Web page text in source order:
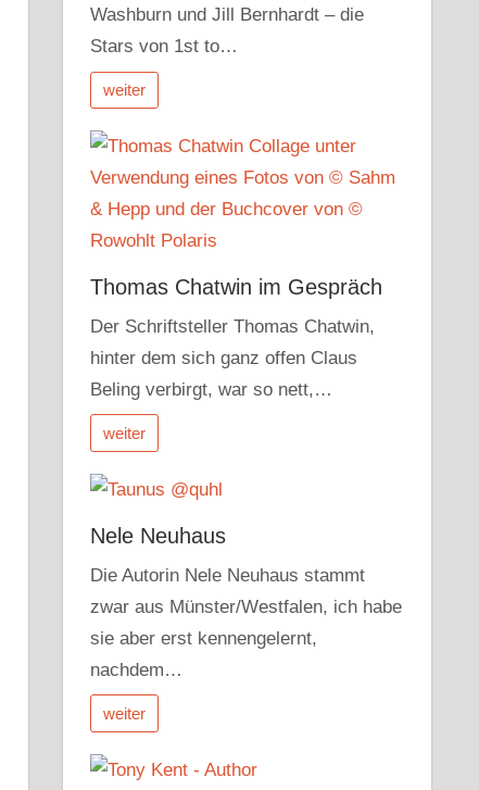
Washburn und Jill Bernhardt – die
Stars von 1st to…
weiter
Thomas Chatwin im Gespräch
Der Schriftsteller Thomas Chatwin,
hinter dem sich ganz offen Claus
Beling verbirgt, war so nett,…
weiter
Nele Neuhaus
Die Autorin Nele Neuhaus stammt
zwar aus Münster/Westfalen, ich habe
sie aber erst kennengelernt,
nachdem…
weiter